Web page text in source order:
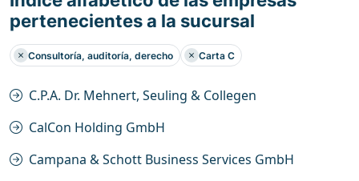
pertenecientes a la sucursal
Consultoría, auditoría, derecho Carta C
C.P.A. Dr. Mehnert, Seuling & Collegen
CalCon Holding GmbH
Campana & Schott Business Services GmbH